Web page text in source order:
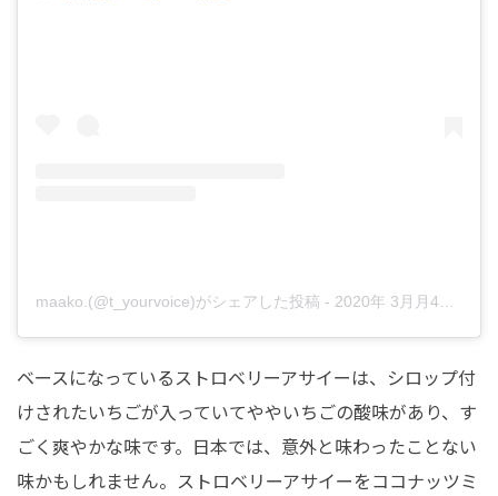
maako.(@t_yourvoice)がシェアした投稿 - 2020年 3月月4日午前1時56分PST
ベースになっているストロベリーアサイーは、シロップ付
けされたいちごが入っていてややいちごの酸味があり、す
ごく爽やかな味です。日本では、意外と味わったことない
味かもしれません。ストロベリーアサイーをココナッツミ